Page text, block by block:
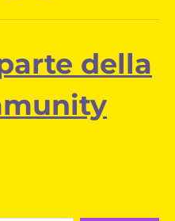
della